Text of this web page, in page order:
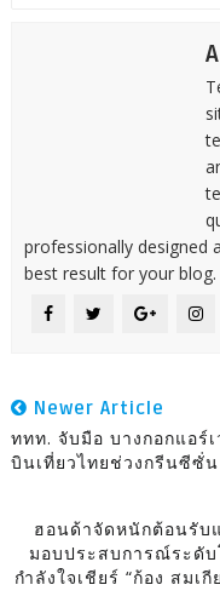
professionally designed
best result for your blog.
Newer Article
ททท. จับมือ บางกอกแอร์
บินเที่ยวไทยช่วงกรีนซีซั่น
ฮอนด้าจัดหนักต้อนรับ
มอบประสบการณ์ระดั
กำลังใจเชียร์ “ก้อง สมเ